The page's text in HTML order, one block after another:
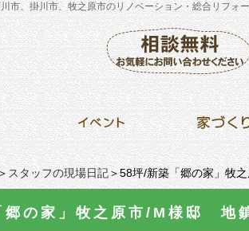
市、掛川市、牧之原市のリノベーション・総合リフ
スタッフの現場日記＞58坪/新築「郷の家」牧
の家」牧之原市/M様邸 地